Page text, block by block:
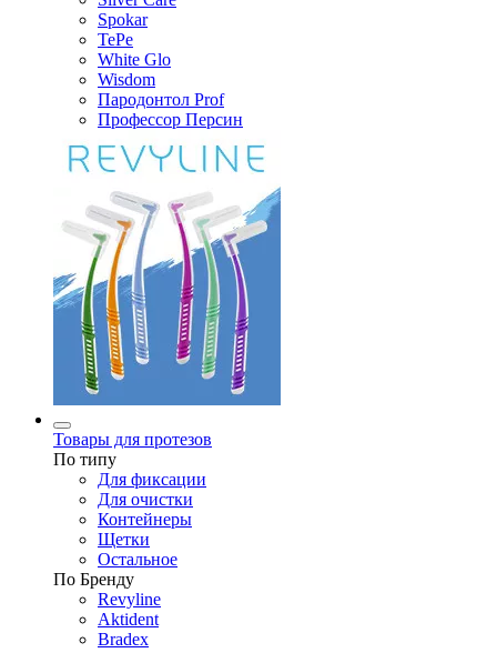
Spokar
TePe
White Glo
Wisdom
Пародонтол Prof
Профессор Персин
Товары для протезов
По типу
Для фиксации
Для очистки
Контейнеры
Щетки
Остальное
По Бренду
Revyline
Aktident
Bradex